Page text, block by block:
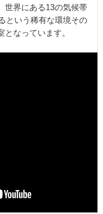
世界にある13の気候帯
という稀有な環境その
となっています。